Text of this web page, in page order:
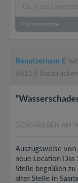
0 Kommentare
Benutzernam E
66115
GESCHRIEBEN AM
Auszugsweise
neue Location Das
Stelle begrüßen zu
alter Stelle in